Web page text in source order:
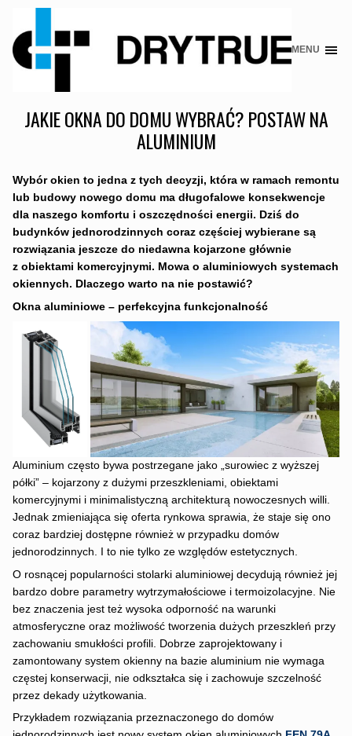
Skip
MENU
JAKIE OKNA DO DOMU WYBRAĆ? POSTAW NA
ALUMINIUM
Wybór okien to jedna z tych decyzji, która w ramach remontu
lub budowy nowego domu ma długofalowe konsekwencje
dla naszego komfortu i oszczędności energii. Dziś do
budynków jednorodzinnych coraz częściej wybierane są
rozwiązania jeszcze do niedawna kojarzone głównie
z obiektami komercyjnymi. Mowa o aluminiowych systemach
okiennych. Dlaczego warto na nie postawić?
Okna aluminiowe – perfekcyjna funkcjonalność
Aluminium często bywa postrzegane jako „surowiec z wyższej
półki” – kojarzony z dużymi przeszkleniami, obiektami
komercyjnymi i minimalistyczną architekturą nowoczesnych willi.
Jednak zmieniająca się oferta rynkowa sprawia, że staje się ono
coraz bardziej dostępne również w przypadku domów
jednorodzinnych. I to nie tylko ze względów estetycznych.
O rosnącej popularności stolarki aluminiowej decydują również jej
bardzo dobre parametry wytrzymałościowe i termoizolacyjne. Nie
bez znaczenia jest też wysoka odporność na warunki
atmosferyczne oraz możliwość tworzenia dużych przeszkleń przy
zachowaniu smukłości profili. Dobrze zaprojektowany i
zamontowany system okienny na bazie aluminium nie wymaga
częstej konserwacji, nie odkształca się i zachowuje szczelność
przez dekady użytkowania.
Przykładem rozwiązania przeznaczonego do domów